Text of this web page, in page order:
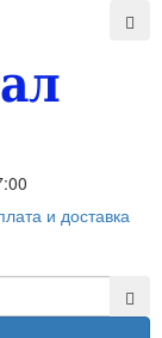
и доставка